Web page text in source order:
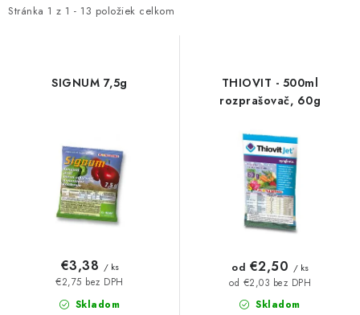
O nás - MEGALED & JANTON Zákamenné
Hodnotenie obchodu Moja objednávka
i
Stránka 1 z 1 - 13 položiek celkom
e
SIGNUM 7,5g
Skladom
€2,75 bez DPH
€3,38 / ks
THIOVIT - 500ml
rozprašovač, 60g
Skladom
od €2,03 bez DPH
od €2,50 / ks